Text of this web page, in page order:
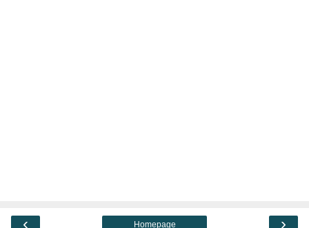
‹ ›
Homepage